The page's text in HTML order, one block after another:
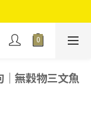
無穀物三文魚